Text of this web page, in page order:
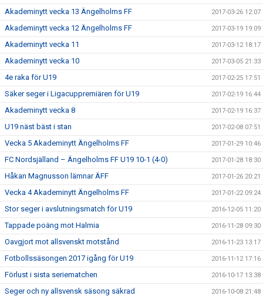
Akademinytt vecka 13 Ängelholms FF 2017-03-26 12:07
Akademinytt vecka 12 Ängelholms FF 2017-03-19 19:09
Akademinytt vecka 11 2017-03-12 18:17
Akademinytt vecka 10 2017-03-05 21:33
4e raka för U19 2017-02-25 17:51
Säker seger i Ligacuppremiären för U19 2017-02-19 16:44
Akademinytt vecka 8 2017-02-19 16:37
U19 näst bäst i stan 2017-02-08 07:51
Vecka 5 Akademinytt Ängelholms FF 2017-01-29 10:46
FC Nordsjälland – Ängelholms FF U19 10-1 (4-0) 2017-01-28 18:30
Håkan Magnusson lämnar ÄFF 2017-01-26 20:21
Vecka 4 Akademinytt Ängelholms FF 2017-01-22 09:24
Stor seger i avslutningsmatch för U19 2016-12-05 11:20
Tappade poäng mot Halmia 2016-11-28 09:30
Oavgjort mot allsvenskt motstånd 2016-11-23 13:17
Fotbollssäsongen 2017 igång för U19 2016-11-12 17:16
Förlust i sista seriematchen 2016-10-17 13:38
Seger och ny allsvensk säsong säkrad 2016-10-08 21:48